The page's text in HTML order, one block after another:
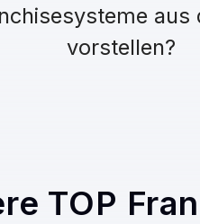
aus
vorstellen?
TOP